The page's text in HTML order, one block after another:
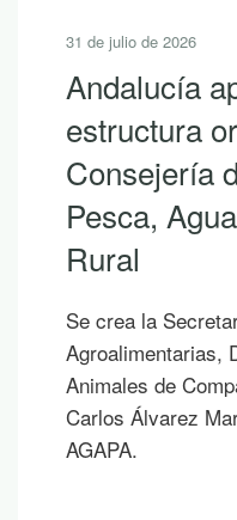
31 de julio de 2026
Andalucía
estructura
Consejería
Pesca,
Rural
Se crea la
Agroalimentarias,
Animales de
Carlos Álvarez
AGAPA.